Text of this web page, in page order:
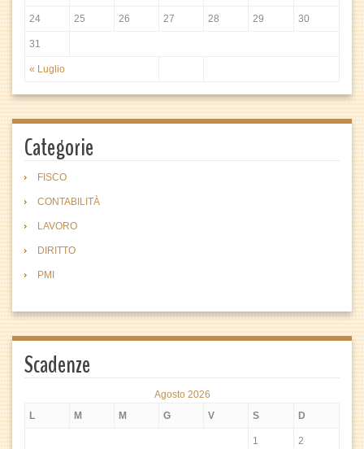
« Luglio
24 25 26 27 28 29 30
31
Categorie
FISCO
CONTABILITÀ
LAVORO
DIRITTO
PMI
Scadenze
Agosto 2026
L
M M G V S D
1 2